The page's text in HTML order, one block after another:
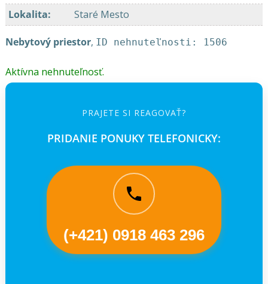
Lokalita: Staré Mesto
Nebytový priestor, ID nehnuteľnosti: 1506
Aktívna nehnuteľnosť.
PRAJETE SI REAGOVAŤ?
PRIDANIE PONUKY TELEFONICKY:
(+421) 0918 463 296